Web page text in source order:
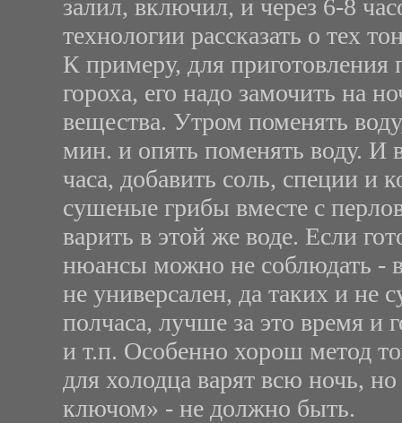
залил, включил, и через 6-8
технологии рассказать о тех
К примеру, для приготовления
гороха, его надо замочить на
вещества. Утром поменять
мин. и опять поменять воду. И
часа, добавить соль, специи и
сушеные грибы вместе с
варить в этой же воде. Если
нюансы можно не соблюдать -
не универсален, да таких и не
полчаса, лучше за это время и
и т.п. Особенно хорош метод
для холодца варят всю ночь,
ключом» - не должно быть.